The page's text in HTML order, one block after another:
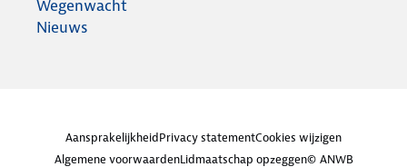
Wegenwacht
Nieuws
AansprakelijkheidPrivacy statementCookies wijzigen
Algemene voorwaardenLidmaatschap opzeggen© ANWB